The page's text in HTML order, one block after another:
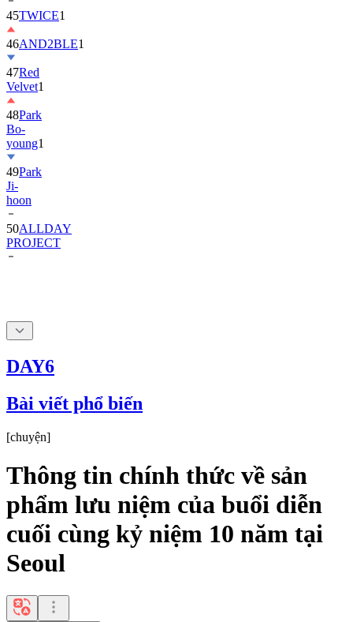
45TWICE1
46AND2BLE1
47Red
Velvet1
48Park
Bo-
young1
49Park
Ji-
hoon
50ALLDAY
PROJECT
DAY6
Bài viết phổ biến
[chuyện]
Thông tin chính thức về sản
phẩm lưu niệm của buổi diễn
cuối cùng kỷ niệm 10 năm tại
Seoul